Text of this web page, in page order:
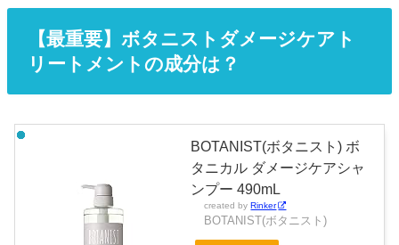
【最重要】ボタニストダメージケアト
リートメントの成分は？
BOTANIST(ボタニスト) ボ
タニカル ダメージケアシャ
ンプー 490mL
created by Rinker
BOTANIST(ボタニスト)